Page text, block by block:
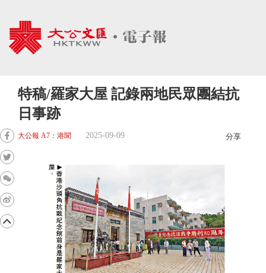
特稿/羅家大屋 記錄兩地民眾團結抗
日事跡
大公報 A7：港聞 2025-09-09 分享